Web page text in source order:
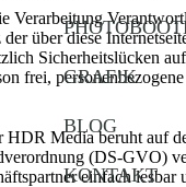
GRAF!K
BLOG
KONTAKT
über diese
Sicherheitslücken
frei,
HDR Media beruht auf
(DS-GVO)
einfach